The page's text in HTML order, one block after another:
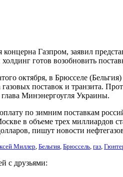
Газпром, заявил
готов возобновить
октября, в Брюсселе
поставок и транзита.
Минэнергоугля Украины.
по зимним поставкам
в объеме трех миллиардов
пишут новости
Миллер, Бельгия, Брюссель, газ,
с друзьями: